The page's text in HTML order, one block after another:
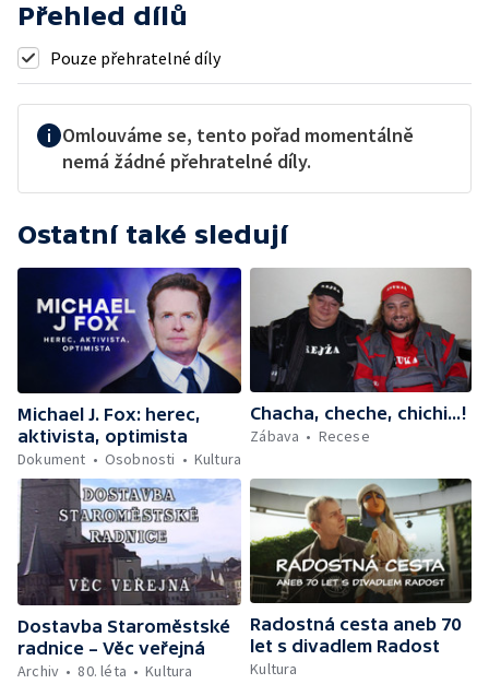
Přehled dílů
Pouze přehratelné díly
Omlouváme se, tento pořad momentálně
nemá žádné přehratelné díly.
Ostatní také sledují
Michael J. Fox: herec,
aktivista, optimista
Dokument
Osobnosti Kultura
Chacha, cheche, chichi...!
Zábava
Recese
Dostavba Staroměstské
radnice – Věc veřejná
Archiv
80. léta Kultura
Radostná cesta aneb 70
let s divadlem Radost
Kultura